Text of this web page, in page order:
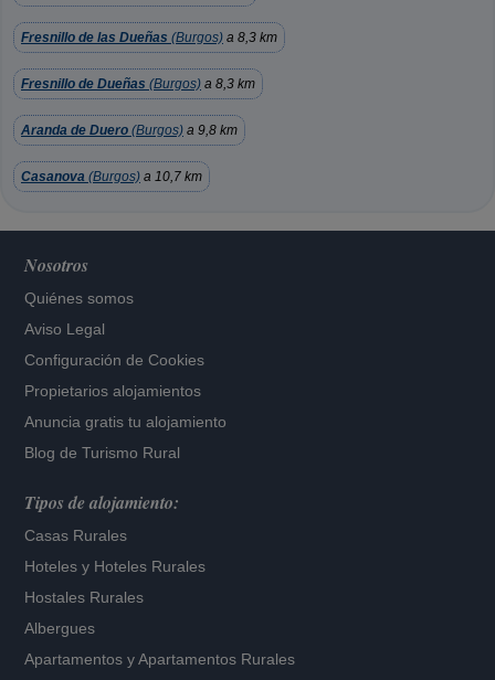
Fresnillo de las Dueñas (Burgos) a 8,3 km
Fresnillo de Dueñas (Burgos) a 8,3 km
Aranda de Duero (Burgos) a 9,8 km
Casanova (Burgos) a 10,7 km
Nosotros
Quiénes somos
Aviso Legal
Configuración de Cookies
Propietarios alojamientos
Anuncia gratis tu alojamiento
Blog de Turismo Rural
Tipos de alojamiento:
Casas Rurales
Hoteles y Hoteles Rurales
Hostales Rurales
Albergues
Apartamentos yApartamentos Rurales